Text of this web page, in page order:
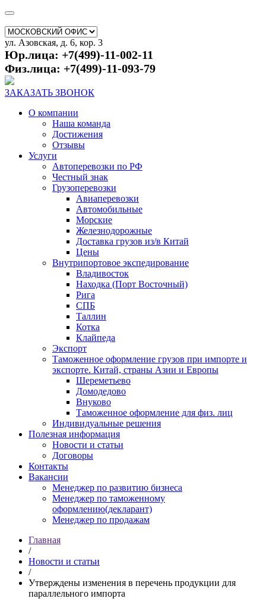
ул. Азовская, д. 6, кор. 3
Юр.лица: +7(499)-11-002-11
Физ.лица: +7(499)-11-093-79
ЗАКАЗАТЬ ЗВОНОК
О компании
Наша команда
Достижения
Отзывы
Услуги
Автоперевозки по РФ
Честный знак
Грузоперевозки
Авиаперевозки
Автомобильные
Морские
Железнодорожные
Доставка грузов из/в Китай
Цены
Внутрипортовое экспедирование
Владивосток
Находка (Порт Восточный)
Рига
СПБ
Таллин
Котка
Клайпеда
Экспорт
Таможенное оформление грузов при импорте и
экспорте. Китай, страны Азии и Европы
Шереметьево
Домодедово
Внуково
Таможенное оформление для физ. лиц
Индивидуальные решения
Полезная информация
Новости и статьи
Договоры
Контакты
Вакансии
Менеджер по развитию бизнеса
Менеджер по таможенному
оформлению(декларант)
Менеджер по продажам
Главная
/
Новости и статьи
/
Утверждены изменения в перечень продукции для
параллельного импорта